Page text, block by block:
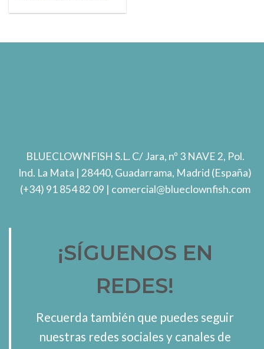
BLUECLOWNFISH S.L. C/ Jara, nº 3 NAVE 2, Pol.
Ind. La Mata | 28440, Guadarrama, Madrid (España)
(+34) 91 854 82 09 | comercial@blueclownfish.com
¡SÍGUENOS EN
REDES!
Recuerda también que puedes seguir
nuestras redes sociales y canales de